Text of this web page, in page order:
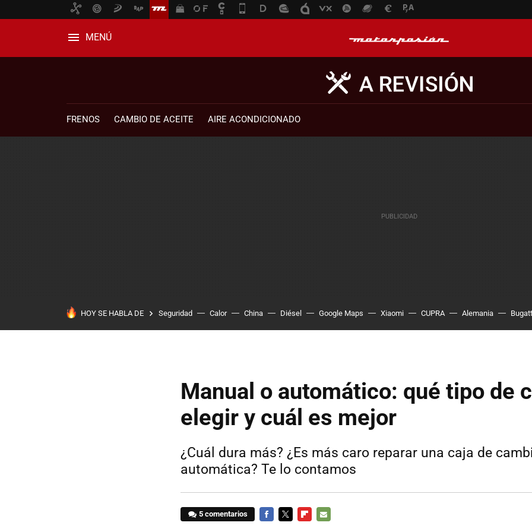
MENÚ
FRENOS CAMBIO DE ACEITE AIRE ACONDICIONADO
HOY SE HABLA DE Seguridad Calor China Diésel Google Maps Xiaomi CUPRA Alemania
Manual o automático: qué tipo de
elegir y cuál es mejor
¿Cuál dura más? ¿Es más caro reparar una caja de
automática? Te lo contamos
5 comentarios